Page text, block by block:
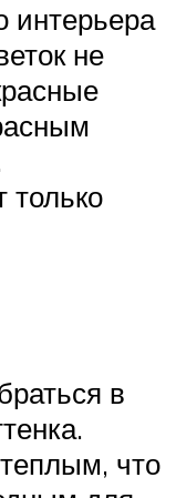
интерьера
не
только
в
что